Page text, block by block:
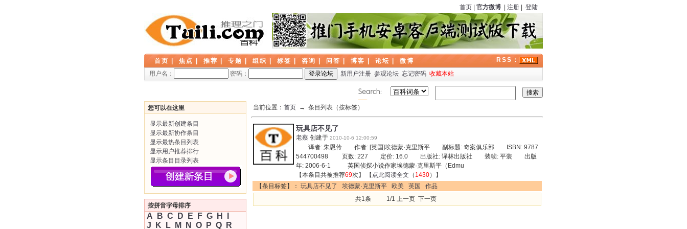
首页 官方微博 注册 登陆
首页 焦点 推荐 专题 组织 标签 咨询 问答 博客 论坛 微博
RSS：
用户名：
密码： 新用户注册 参观论坛 忘记密码 收藏本站
您可以在这里
显示最新创建条目
显示最新协作条目
显示最热条目列表
显示用户推荐排行
显示条目目录列表
按拼音字母排序
A B C D E F G H
J
K L M N O P Q R
当前位置： 首页 → 条目列表（按标签）
玩具店不见了
老蔡 创建于 2010-10-6 12:00:59
译者: 朱恩伶 作者: [英国]埃德蒙·克里斯平 副标题: 奇案俱乐部 ISBN: 9787
544700498 页数: 227 定价: 16.0 出版社: 译林出版社 装帧: 平装 出版
年: 2006-6-1 英国侦探小说作家埃德蒙·克里斯平（Edmu
【本条目共被推荐69次】 【 点此阅读全文 （ 1430）】
【条目标签】： 玩具店不见了 埃德蒙·克里斯平 欧美 英国
作品
共1条 1/1 上一页 下一页